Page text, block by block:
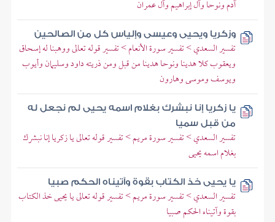
آدم ونوحا وآل إبراهيم وآل عمران
وزكريا ويحيى وعيسى وإلياس كل من الصالحين
تفسير السعدي > تفسير سورة الأنعام > تفسير قوله تعالى ووهبنا له إسحاق
ويعقوب كلا هدينا ونوحا هدينا من قبل ومن ذريته داود وسليمان وأيوب
ويوسف وموسى وهارون
يا زكريا إنا نبشرك بغلام اسمه يحيى لم نجعل له
من قبل سميا
تفسير السعدي > تفسير سورة مريم > تفسير قوله تعالى يا زكريا إنا نبشرك
بغلام اسمه يحيى
يا يحيى خذ الكتاب بقوة وآتيناه الحكم صبيا
تفسير السعدي > تفسير سورة مريم > تفسير قوله تعالى يا يحيى خذ الكتاب
بقوة وآتيناه الحكم صبيا